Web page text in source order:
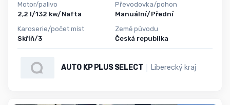
Motor/palivo
2,2 l/132 kw/Nafta
Karoserie/počet míst
Skříň/3
Převodovka/pohon
Manuální/Přední
Země původu
Česká republika
AUTO KP PLUS SELECT Liberecký kraj